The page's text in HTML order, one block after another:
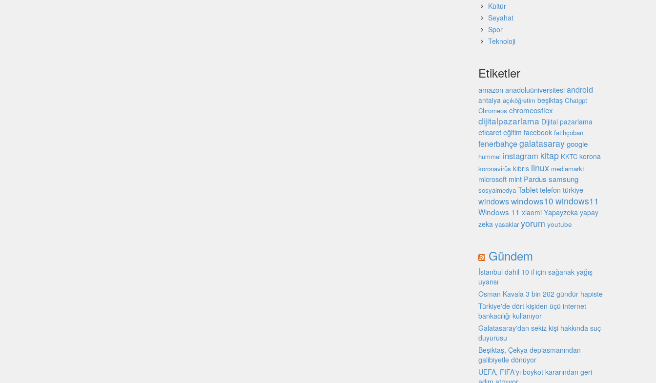
Kültür
Seyahat
Spor
Teknoloji
Etiketler
amazon anadoluüniversitesi android
antalya açıköğretim beşiktaş Chatgpt
Chromeos chromeosflex
dijitalpazarlama Dijital pazarlama
eticaret eğitim facebook fatihçoban
fenerbahçegalatasaray google
hummel instagram kitap KKTC korona
koronavirüs kıbrıs linux mediamarkt
microsoft mint Pardus samsung
sosyalmedya Tablet telefon türkiye
windowswindows10 windows11
Windows 11 xiaomi Yapayzeka yapay
zeka yasaklar yorum youtube
Gündem
İstanbul dahil 10 il için sağanak yağış
uyarısı
Osman Kavala 3 bin 202 gündür hapiste
Türkiye'de dört kişiden üçü internet
bankacılığı kullanıyor
Galatasaray'dan sekiz kişi hakkında suç
duyurusu
Beşiktaş, Çekya deplasmanından
galibiyetle dönüyor
UEFA, FIFA'yı boykot kararından geri